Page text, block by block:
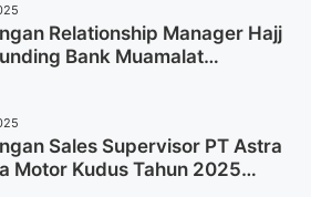
Relationship Manager Hajj
Bank Muamalat
Sales Supervisor PT Astra
Motor Kudus Tahun 2025